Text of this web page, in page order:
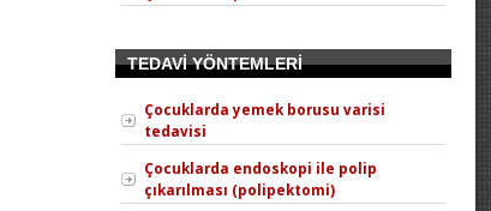
TEDAVİ YÖNTEMLERİ
Çocuklarda yemek borusu varisi
tedavisi
Çocuklarda endoskopi ile polip
çıkarılması (polipektomi)